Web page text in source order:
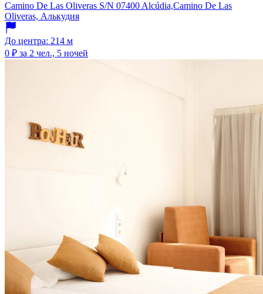
Camino De Las Oliveras S/N 07400 Alcúdia,Camino De Las
Oliveras, Алькудия
До центра: 214 м
0 ₽ за 2 чел., 5 ночей